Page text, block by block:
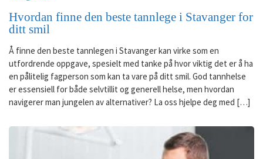
Hvordan finne den beste tannlege i Stavanger for
ditt smil
Å finne den beste tannlegen i Stavanger kan virke som en
utfordrende oppgave, spesielt med tanke på hvor viktig det er å ha
en pålitelig fagperson som kan ta vare på ditt smil. God tannhelse
er essensiell for både selvtillit og generell helse, men hvordan
navigerer man jungelen av alternativer? La oss hjelpe deg med […]